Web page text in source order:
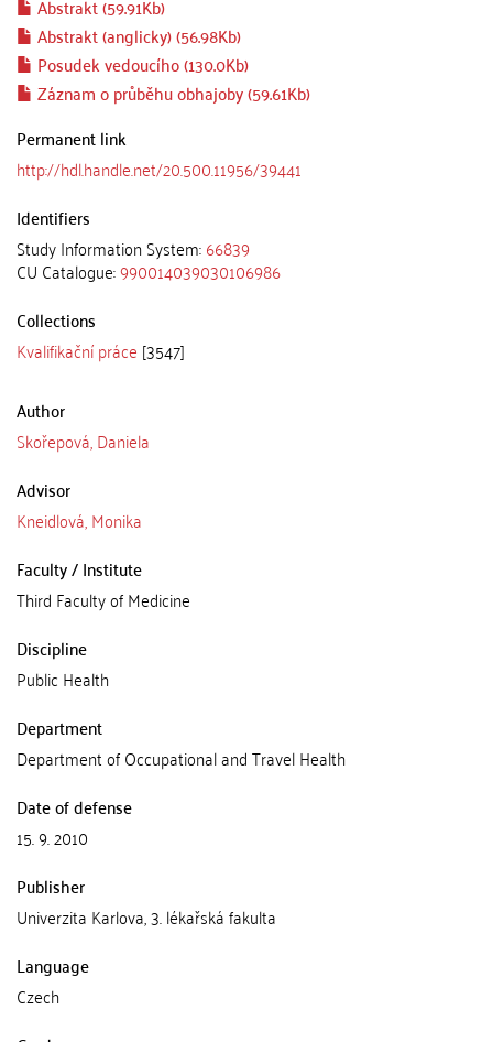
Abstrakt (59.91Kb)
Abstrakt (anglicky) (56.98Kb)
Posudek vedoucího (130.0Kb)
Záznam o průběhu obhajoby (59.61Kb)
Permanent link
http://hdl.handle.net/20.500.11956/39441
Identifiers
Study Information System:66839
CU Catalogue:990014039030106986
Collections
Kvalifikační práce [3547]
Author
Skořepová, Daniela
Advisor
Kneidlová, Monika
Faculty / Institute
Third Faculty of Medicine
Discipline
Public Health
Department
Department of Occupational and Travel Health
Date of defense
15. 9. 2010
Publisher
Univerzita Karlova, 3. lékařská fakulta
Language
Czech